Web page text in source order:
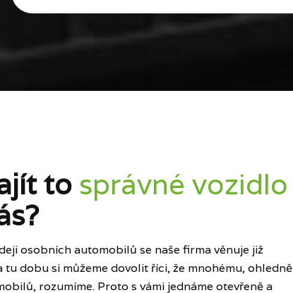
to správné vozidlo
osobních automobilů se naše firma věnuje již
tu dobu si můžeme dovolit říci, že mnohému, ohledně
rozumíme. Proto s vámi jednáme otevřeně a